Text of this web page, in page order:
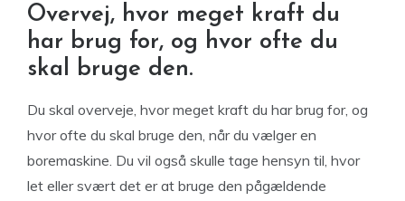
Overvej, hvor meget kraft du
har brug for, og hvor ofte du
skal bruge den.
Du skal overveje, hvor meget kraft du har brug for, og
hvor ofte du skal bruge den, når du vælger en
boremaskine. Du vil også skulle tage hensyn til, hvor
let eller svært det er at bruge den pågældende